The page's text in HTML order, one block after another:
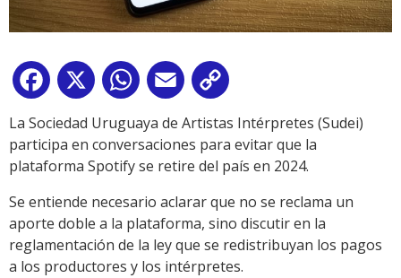
Facebook
X WhatsApp
Email
Link
La Sociedad Uruguaya de Artistas Intérpretes (Sudei)
participa en conversaciones para evitar que la
plataforma Spotify se retire del país en 2024.
Se entiende necesario aclarar que no se reclama un
aporte doble a la plataforma, sino discutir en la
reglamentación de la ley que se redistribuyan los pagos
a los productores y los intérpretes.